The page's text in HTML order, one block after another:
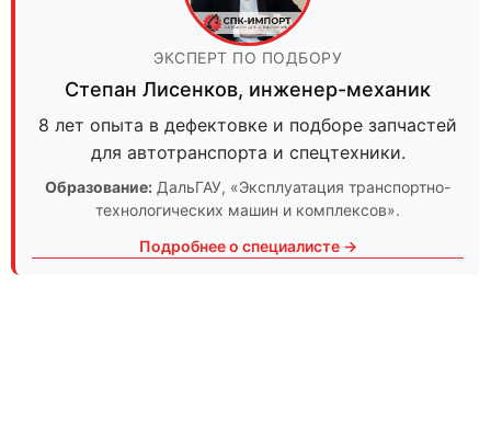
ЭКСПЕРТ ПО ПОДБОРУ
Степан Лисенков, инженер-механик
8 лет опыта в дефектовке и подборе запчастей
для автотранспорта и спецтехники.
Образование: ДальГАУ, «Эксплуатация транспортно-
технологических машин и комплексов».
Подробнее о специалисте →